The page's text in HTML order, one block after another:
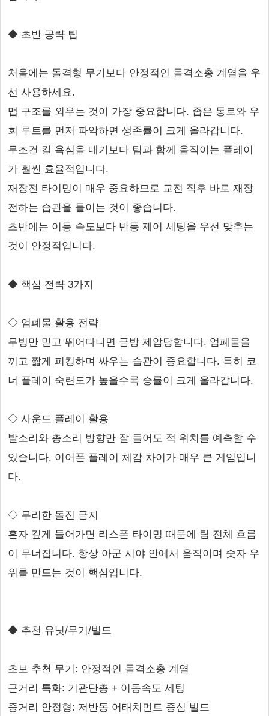
◆ 초반 공략 팁
처음에는 돌격형 무기보다 안정적인 돌격소총 계열을 우
선 사용하세요.
맵 구조를 외우는 것이 가장 중요합니다. 좁은 통로와 우
회 루트를 먼저 파악하면 생존률이 크게 올라갑니다.
무조건 킬 욕심을 내기보다 팀과 함께 움직이는 플레이
가 훨씬 효율적입니다.
재장전 타이밍이 매우 중요하므로 교전 직후 바로 재장
전하는 습관을 들이는 것이 좋습니다.
초반에는 이동 속도보다 반동 제어 세팅을 우선 맞추는
것이 안정적입니다.
◆ 핵심 전략 3가지
◇ 엄폐물 활용 전략
무빙만 믿고 뛰어다니면 금방 제압당합니다. 엄폐물을
끼고 짧게 피킹하며 싸우는 습관이 중요합니다. 특히 코
너 플레이 숙련도가 높을수록 승률이 크게 올라갑니다.
◇ 사운드 플레이 활용
발소리와 총소리 방향만 잘 들어도 적 위치를 예측할 수
있습니다. 이어폰 플레이 체감 차이가 매우 큰 게임입니
다.
◇ 무리한 돌진 금지
혼자 깊게 들어가면 리스폰 타이밍 때문에 팀 전체 흐름
이 무너집니다. 항상 아군 시야 안에서 움직이며 숫자 우
위를 만드는 것이 핵심입니다.
◆ 추천 유닛/무기/빌드
초보 추천 무기: 안정적인 돌격소총 계열
근거리 특화: 기관단총 + 이동속도 세팅
중거리 안정형: 저반동 어태치먼트 중심 빌드